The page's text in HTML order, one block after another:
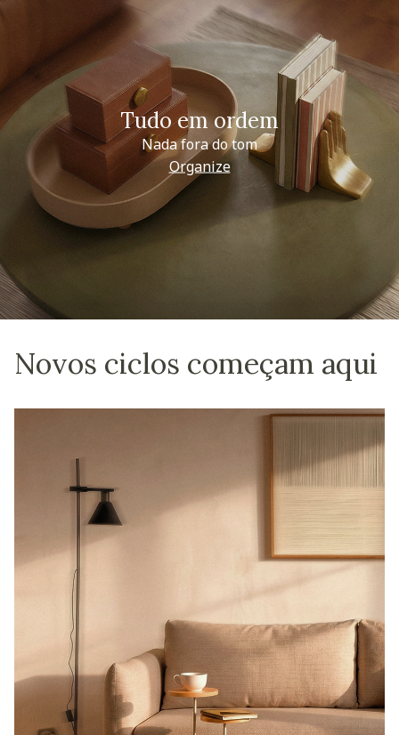
Tudo em ordem
Nada fora do tom
Organize
Novos ciclos começam aqui